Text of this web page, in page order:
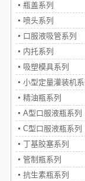
瓶盖系列
喷头系列
口服液吸管系列
内托系列
吸塑模具系列
小型定量灌装机系
精油瓶系列
A型口服液瓶系列
C型口服液瓶系列
丁基胶塞系列
管制瓶系列
抗生素瓶系列